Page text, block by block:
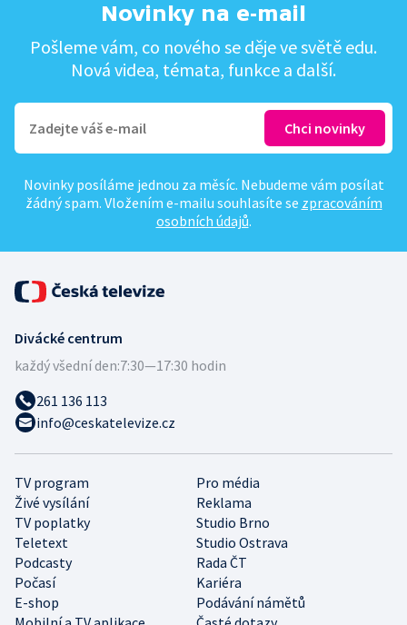
Novinky na e-mail
Pošleme vám, co nového se děje ve světě edu.
Nová videa, témata, funkce a další.
Novinky posíláme jednou za měsíc. Nebudeme vám posílat
žádný spam. Vložením e-mailu souhlasíte se zpracováním
osobních údajů.